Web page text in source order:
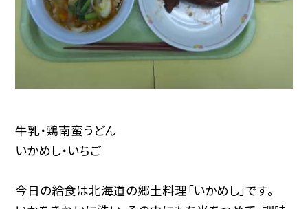
牛乳・鶏南蛮うどん
いかめし・いちご
今日の給食は北海道の郷土料理「いかめし」です。